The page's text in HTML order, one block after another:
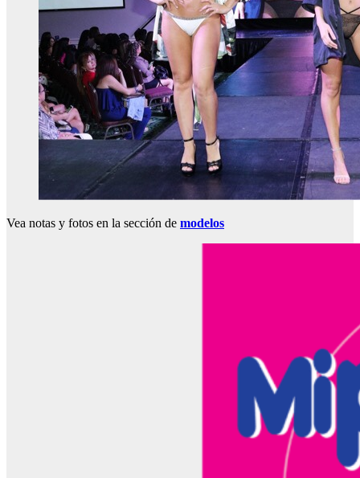
Vea notas y fotos en la sección de modelos